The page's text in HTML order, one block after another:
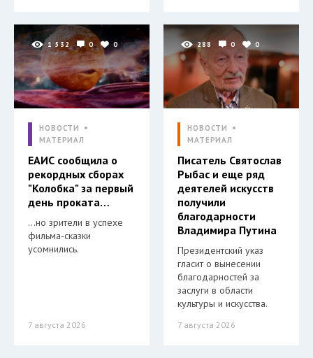
1 532 0 0
НОВОСТИ
МАТЕРИАЛ
ЕАИС сообщила о
рекордных сборах
"Колобка" за первый
день проката…
…но зрители в успехе
фильма-сказки
усомнились.
7 августа 2026
288 0 0
НОВОСТИ
МАТЕРИАЛ
Писатель Святослав
Рыбас и еще ряд
деятелей искусств
получили
благодарности
Владимира Путина
Президентский указ
гласит о вынесении
благодарностей за
заслуги в области
культуры и искусства.
7 августа 2026